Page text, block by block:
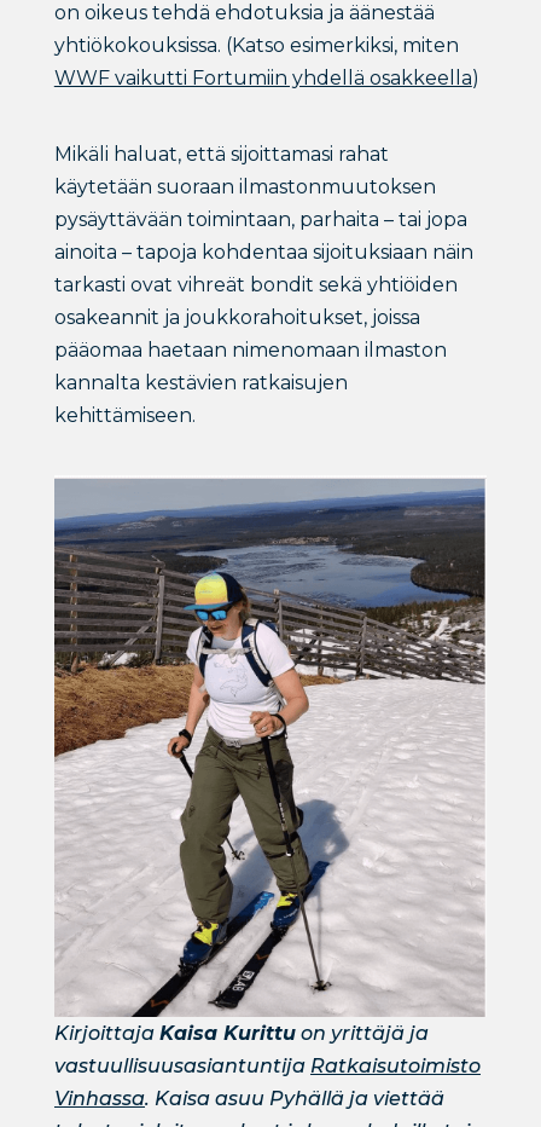
on oikeus tehdä ehdotuksia ja äänestää
yhtiökokouksissa. (Katso esimerkiksi, miten
WWF vaikutti Fortumiin yhdellä osakkeella)
Mikäli haluat, että sijoittamasi rahat
käytetään suoraan ilmastonmuutoksen
pysäyttävään toimintaan, parhaita – tai jopa
ainoita – tapoja kohdentaa sijoituksiaan näin
tarkasti ovat vihreät bondit sekä yhtiöiden
osakeannit ja joukkorahoitukset, joissa
pääomaa haetaan nimenomaan ilmaston
kannalta kestävien ratkaisujen
kehittämiseen.
Kirjoittaja Kaisa Kurittuon yrittäjä ja
vastuullisuusasiantuntija Ratkaisutoimisto
Vinhassa. Kaisa asuu Pyhällä ja viettää